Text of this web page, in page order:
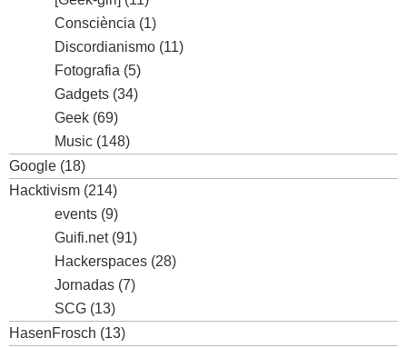
Consciència (1)
Discordianismo (11)
Fotografia (5)
Gadgets (34)
Geek (69)
Music (148)
Google (18)
Hacktivism (214)
events (9)
Guifi.net(91)
Hackerspaces (28)
Jornadas (7)
SCG (13)
HasenFrosch (13)